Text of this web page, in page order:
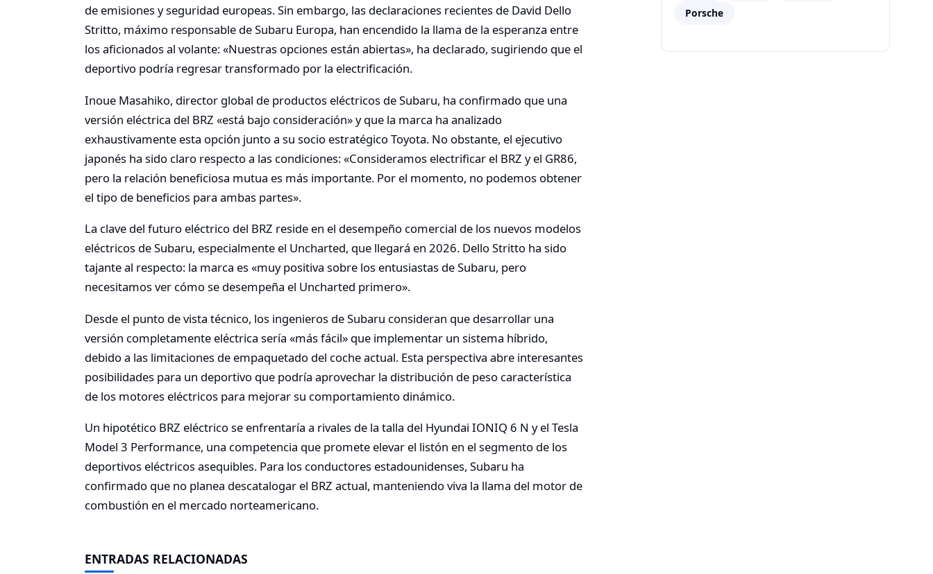
de emisiones y seguridad europeas. Sin embargo, las declaraciones recientes de David Dello
Stritto, máximo responsable de Subaru Europa, han encendido la llama de la esperanza entre
los aficionados al volante: «Nuestras opciones están abiertas», ha declarado, sugiriendo que el
deportivo podría regresar transformado por la electrificación.
Inoue Masahiko, director global de productos eléctricos de Subaru, ha confirmado que una
versión eléctrica del BRZ «está bajo consideración» y que la marca ha analizado
exhaustivamente esta opción junto a su socio estratégico Toyota. No obstante, el ejecutivo
japonés ha sido claro respecto a las condiciones: «Consideramos electrificar el BRZ y el GR86,
pero la relación beneficiosa mutua es más importante. Por el momento, no podemos obtener
el tipo de beneficios para ambas partes».
La clave del futuro eléctrico del BRZ reside en el desempeño comercial de los nuevos modelos
eléctricos de Subaru, especialmente el Uncharted, que llegará en 2026. Dello Stritto ha sido
tajante al respecto: la marca es «muy positiva sobre los entusiastas de Subaru, pero
necesitamos ver cómo se desempeña el Uncharted primero».
Desde el punto de vista técnico, los ingenieros de Subaru consideran que desarrollar una
versión completamente eléctrica sería «más fácil» que implementar un sistema híbrido,
debido a las limitaciones de empaquetado del coche actual. Esta perspectiva abre interesantes
posibilidades para un deportivo que podría aprovechar la distribución de peso característica
de los motores eléctricos para mejorar su comportamiento dinámico.
Un hipotético BRZ eléctrico se enfrentaría a rivales de la talla del Hyundai IONIQ 6 N y el Tesla
Model 3 Performance, una competencia que promete elevar el listón en el segmento de los
deportivos eléctricos asequibles. Para los conductores estadounidenses, Subaru ha
confirmado que no planea descatalogar el BRZ actual, manteniendo viva la llama del motor de
combustión en el mercado norteamericano.
ENTRADAS RELACIONADAS
Porsche